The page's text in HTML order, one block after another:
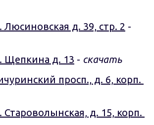
Люсиновская д. 39, стр. 2
Щепкина д. 13 - скачать
просп., д. 6, корп.
Староволынская, д. 15, корп.